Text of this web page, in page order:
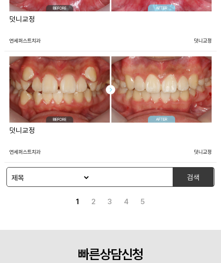
덧니교정
연세퍼스트치과 덧니교정
덧니교정
연세퍼스트치과 덧니교정
검색
1 2 3 4 5
빠른상담신청